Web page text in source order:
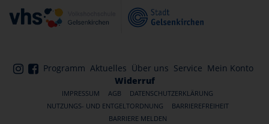
Programm Aktuelles Über uns Service Mein Konto
Widerruf
IMPRESSUM AGB
DATENSCHUTZERKLÄRUNG
NUTZUNGS- UND ENTGELTORDNUNG
BARRIEREFREIHEIT
BARRIERE MELDEN